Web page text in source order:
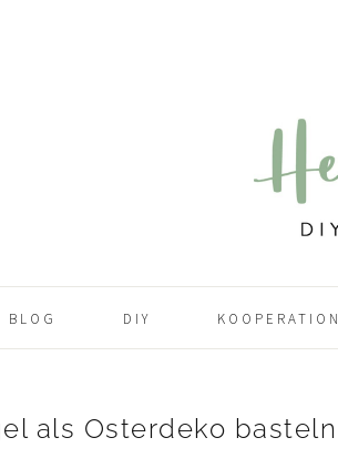
BLOG DIY KOOPERATION
als Osterdeko basteln